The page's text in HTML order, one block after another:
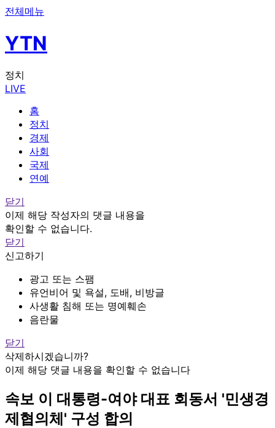
전체메뉴
YTN
정치
LIVE
홈
정치
경제
사회
국제
연예
닫기
이제 해당 작성자의 댓글 내용을
확인할 수 없습니다.
닫기
신고하기
광고 또는 스팸
유언비어 및 욕설, 도배, 비방글
사생활 침해 또는 명예훼손
음란물
닫기
삭제하시겠습니까?
이제 해당 댓글 내용을 확인할 수 없습니다
속보 이 대통령-여야 대표 회동서 '민생경
제협의체' 구성 합의